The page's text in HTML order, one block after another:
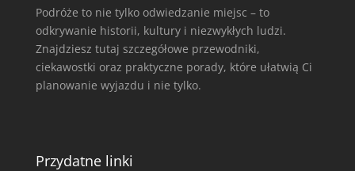
Podróże to nie tylko odwiedzanie miejsc – to
odkrywanie historii, kultury i niezwykłych ludzi.
Znajdziesz tutaj szczegółowe przewodniki,
ciekawostki oraz praktyczne porady, które ułatwią Ci
planowanie wyjazdu i nie tylko.
Przydatne linki